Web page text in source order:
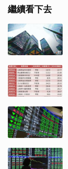
繼續看下去